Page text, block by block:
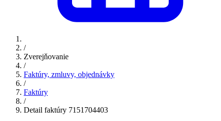
/
Zverejňovanie
/
Faktúry, zmluvy, objednávky
/
Faktúry
/
Detail faktúry 7151704403